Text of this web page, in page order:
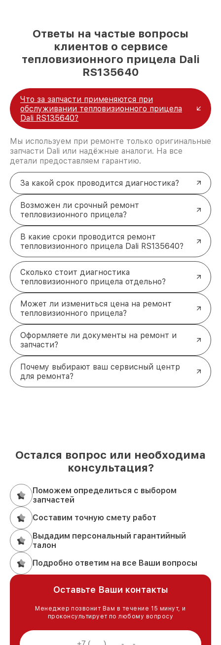
Ответы на частые вопросы
клиентов о сервисе
тепловизионного прицела Dali
RS135640
Что за запчасти применяются при
обслуживании тепловизионного прицела
Dali RS135640?
Мы используем при ремонте только оригинальные
запчасти Dali или надёжные аналоги. На все
детали предоставляем гарантию.
За какой срок проводится диагностика?
Возможен ли срочный ремонт
тепловизионного прицела?
В какие сроки проводится ремонт
тепловизионного прицела Dali RS135640?
Сколько стоит диагностика
тепловизионного прицела отдельно?
Может ли измениться цена на ремонт
тепловизионного прицела?
Оформляете ли документы на ремонт и
запчасти?
Почему выбирают ваш сервисный центр
для ремонта?
Остался вопрос или необходима
консультация?
Поможем определиться с выбором
запчастей
Составим точную смету работ
Выдадим персональный гарантийный
талон
Подробно ответим на все Ваши вопросы
Оставьте Ваши контакты
Менеджер позвонит Вам в течение 15 минут, и
проконсультирует по любому вопросу